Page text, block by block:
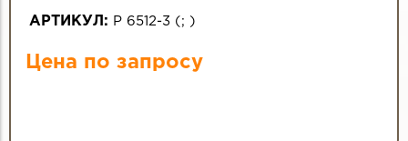
АРТИКУЛ: Р 6512-3 ( ; )
Цена по запросу